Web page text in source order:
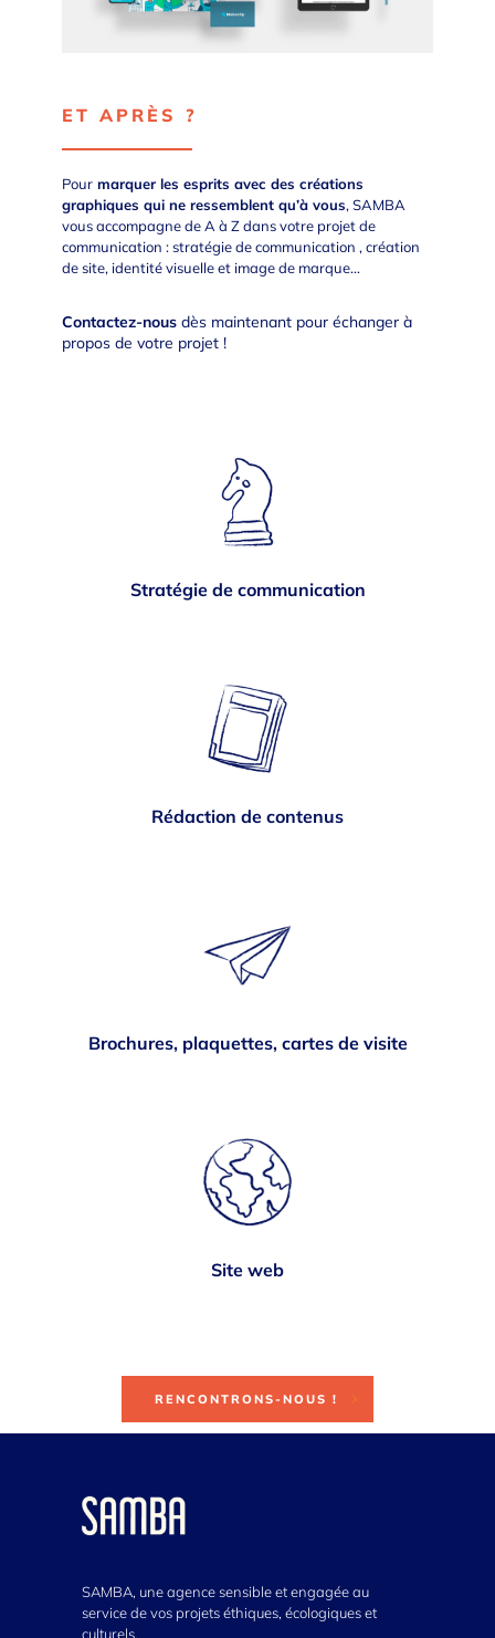
ET APRÈS ?
Pour marquer les esprits avec des créations
graphiques qui ne ressemblent qu’à vous, SAMBA
vous accompagne de A à Z dans votre projet de
communication :stratégie de communication ,création
de site, identité visuelleet image de marque…
Contactez-nous dès maintenant pour échanger à
propos de votre projet !
Stratégie de communication
Rédaction de contenus
Brochures, plaquettes, cartes de visite
Site web
RENCONTRONS-NOUS !
SAMBA, une agence sensible et engagée au
service de vos projets éthiques, écologiques et
culturels.